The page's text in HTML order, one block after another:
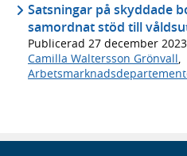
Satsningar på skyddade
samordnat stöd till
Publicerad 27 december 2023
Camilla Waltersson Grönvall,